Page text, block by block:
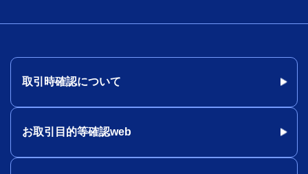
取引時確認について
お取引目的等確認web